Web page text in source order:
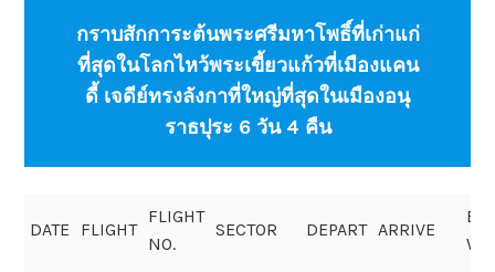
กราบสักการะต้นพระศรีมหาโพธิ์ที่เก่าแก่
ที่สุดในโลกไหว้พระเขี้ยวแก้วที่เมืองแคน
ดี้ เจดีย์ทรงลังกาที่ใหญ่ที่สุดในเมืองอนุ
ราธปุระ 6 วัน 4 คืน
DATE FLIGHT
FLIGHT
NO.
SECTOR DEPART ARRIVE